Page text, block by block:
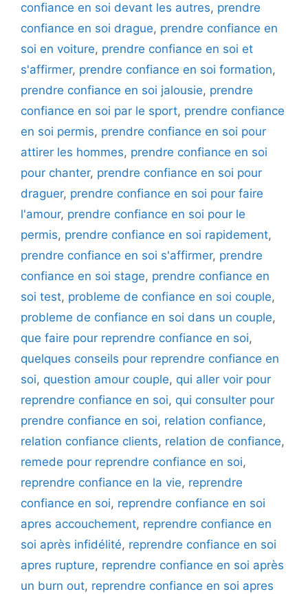
confiance en soi devant les autres, prendre
confiance en soi drague, prendre confiance en
soi en voiture, prendre confiance en soi et
s'affirmer, prendre confiance en soi formation,
prendre confiance en soi jalousie, prendre
confiance en soi par le sport, prendre confiance
en soi permis, prendre confiance en soi pour
attirer les hommes, prendre confiance en soi
pour chanter, prendre confiance en soi pour
draguer, prendre confiance en soi pour faire
l'amour, prendre confiance en soi pour le
permis, prendre confiance en soi rapidement,
prendre confiance en soi s'affirmer, prendre
confiance en soi stage, prendre confiance en
soi test, probleme de confiance en soi couple,
probleme de confiance en soi dans un couple,
que faire pour reprendre confiance en soi,
quelques conseils pour reprendre confiance en
soi, question amour couple, qui aller voir pour
reprendre confiance en soi, qui consulter pour
prendre confiance en soi, relation confiance,
relation confiance clients, relation de confiance,
remede pour reprendre confiance en soi,
reprendre confiance en la vie, reprendre
confiance en soi, reprendre confiance en soi
apres accouchement, reprendre confiance en
soi après infidélité, reprendre confiance en soi
apres rupture, reprendre confiance en soi après
un burn out, reprendre confiance en soi apres